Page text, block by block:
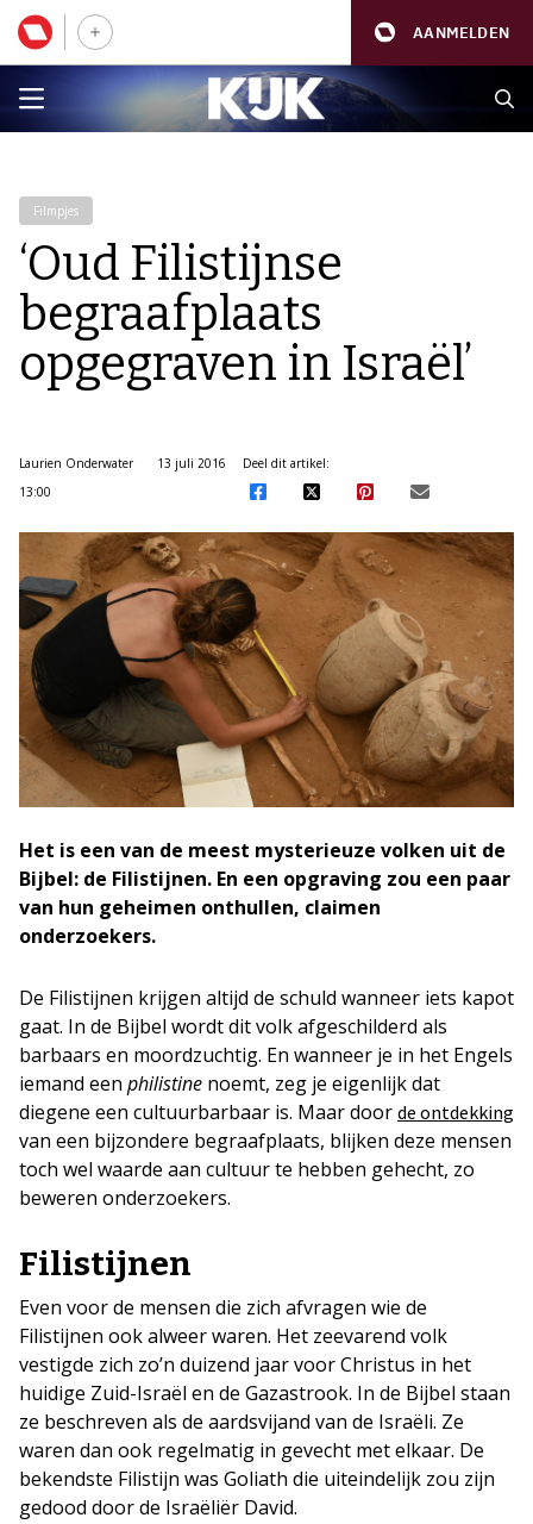
AANMELDEN
Filmpjes
‘Oud Filistijnse
begraafplaats
opgegraven in Israël’
Laurien Onderwater
13 juli 2016
13:00
Deel dit artikel:
Het is een van de meest mysterieuze volken uit de
Bijbel: de Filistijnen. En een opgraving zou een paar
van hun geheimen onthullen, claimen
onderzoekers.
De Filistijnen krijgen altijd de schuld wanneer iets kapot
gaat. In de Bijbel wordt dit volk afgeschilderd als
barbaars en moordzuchtig. En wanneer je in het Engels
iemand een philistine noemt, zeg je eigenlijk dat
diegene een cultuurbarbaar is. Maar door de ontdekking
van een bijzondere begraafplaats, blijken deze mensen
toch wel waarde aan cultuur te hebben gehecht, zo
beweren onderzoekers.
Filistijnen
Even voor de mensen die zich afvragen wie de
Filistijnen ook alweer waren. Het zeevarend volk
vestigde zich zo’n duizend jaar voor Christus in het
huidige Zuid-Israël en de Gazastrook. In de Bijbel staan
ze beschreven als de aardsvijand van de Israëli. Ze
waren dan ook regelmatig in gevecht met elkaar. De
bekendste Filistijn was Goliath die uiteindelijk zou zijn
gedood door de Israëliër David.